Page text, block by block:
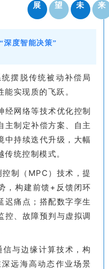
展 望 未 来
深度智能决策”
摆脱传统被动补偿局
实现质的飞跃。
经网络等技术优化控制
主制定补偿方案、自主
中持续迭代升级，大幅
统控制模式。
制（MPC）技术，提
，构建前馈+反馈闭环
迟痛点；搭配数字孪生
控、故障预判与虚拟调
与边缘计算技术，构
远海高动态作业场景